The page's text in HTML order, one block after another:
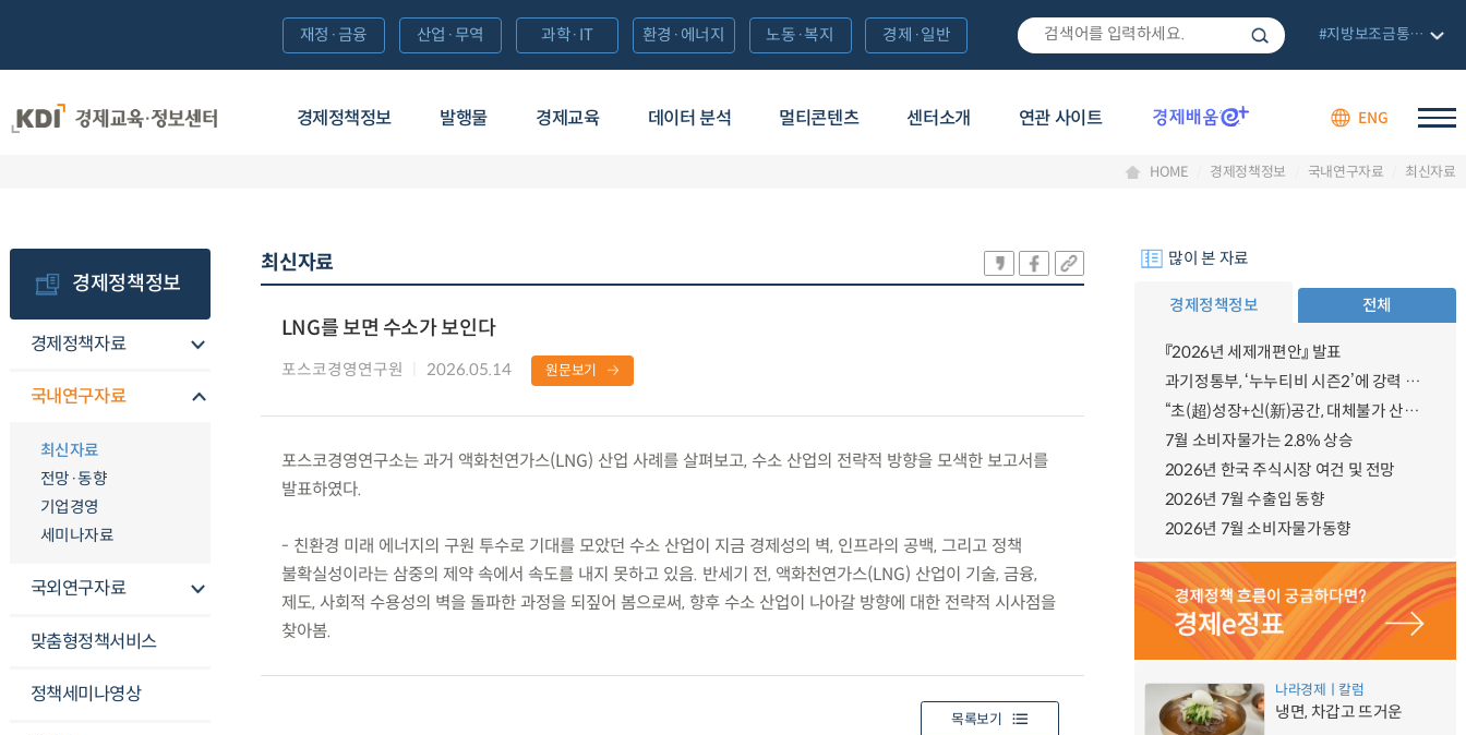
경제정책정보 발행물 경제교육 데이터 분석 멀티콘텐츠 센터소개 연관 사이트 ENG
재정·금융 산업·무역 과학·IT 환경·에너지 노동·복지 경제·일반 #지방보조금통합관리망
HOME 경제정책정보 국내연구자료 최신자료
경제정책정보
경제정책자료
국내연구자료
최신자료
전망·동향
기업경영
세미나자료
국외연구자료
맞춤형정책서비스
정책세미나영상
최신자료
LNG를 보면 수소가 보인다
포스코경영연구원 2026.05.14 원문보기
포스코경영연구소는 과거 액화천연가스(LNG) 산업 사례를 살펴보고, 수소 산업의 전략적 방향을 모색한 보고서를
발표하였다.
- 친환경 미래 에너지의 구원 투수로 기대를 모았던 수소 산업이 지금 경제성의 벽, 인프라의 공백, 그리고 정책
불확실성이라는 삼중의 제약 속에서 속도를 내지 못하고 있음. 반세기 전, 액화천연가스(LNG) 산업이 기술, 금융,
제도, 사회적 수용성의 벽을 돌파한 과정을 되짚어 봄으로써, 향후 수소 산업이 나아갈 방향에 대한 전략적 시사점을
찾아봄.
목록보기
많이 본 자료
경제정책정보 전체
『2026년 세제개편안』 발표
과기정통부, ‘누누티비 시즌2’에 강력 대응 의지 밝혀
“초(超)성장+신(新)공간, 대체불가 산업강국”
7월 소비자물가는 2.8% 상승
2026년 한국 주식시장 여건 및 전망
2026년 7월 수출입 동향
2026년 7월 소비자물가동향
나라경제ㅣ칼럼
냉면, 차갑고 뜨거운